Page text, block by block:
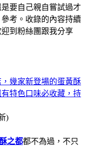
要自己親自嘗試過才
考。收錄的內容持續
到粉絲團跟我分享
幾家新登場的蛋黃酥
特色口味必收藏，持
)
之都都不為過，不只